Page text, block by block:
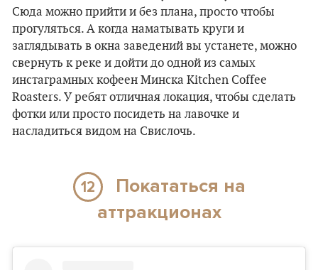
Сюда можно прийти и без плана, просто чтобы
прогуляться. А когда наматывать круги и
заглядывать в окна заведений вы устанете, можно
свернуть к реке и дойти до одной из самых
инстаграмных кофеен Минска Kitchen Coffee
Roasters. У ребят отличная локация, чтобы сделать
фотки или просто посидеть на лавочке и
насладиться видом на Свислочь.
12
Покататься на
аттракционах